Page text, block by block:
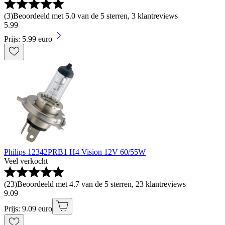
(3)Beoordeeld met 5.0 van de 5 sterren, 3 klantreviews
5.99
Prijs: 5.99 euro
Philips 12342PRB1 H4 Vision 12V 60/55W
Veel verkocht
(23)Beoordeeld met 4.7 van de 5 sterren, 23 klantreviews
9.09
Prijs: 9.09 euro